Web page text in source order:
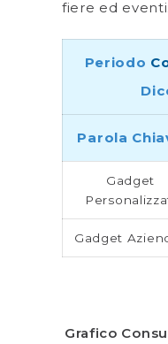
fiere ed eventi.
Periodo
Parola
Gadget
Gadget
Grafico